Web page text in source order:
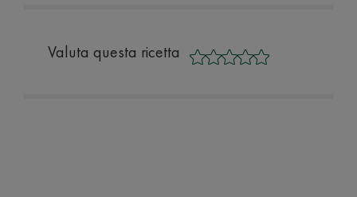
Valuta questa ricetta